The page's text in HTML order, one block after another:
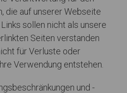
die auf unserer Webseite
sollen nicht als unsere
Seiten verstanden
für Verluste oder
Verwendung entstehen.
und -